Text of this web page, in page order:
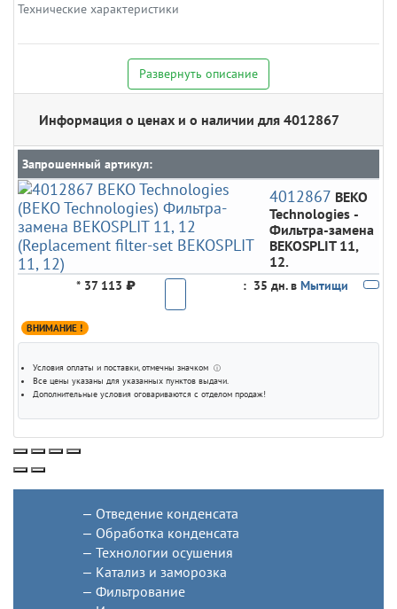
Технические характеристики
Развернуть описание
Информация о ценах и о наличии для 4012867
Запрошенный артикул:
4012867 BEKO
Technologies-
Фильтра-замена
BEKOSPLIT 11,
12.
* 37 113 ₽ : 35 дн. в Мытищи
ВНИМАНИЕ !
Условия оплаты и поставки, отмечны значком ⓘ
Все цены указаны для указанных пунктов выдачи.
Дополнительные условия оговариваются с отделом продаж!
Отведение конденсата
Обработка конденсата
Технологии осушения
Катализ и заморозка
Фильтрование